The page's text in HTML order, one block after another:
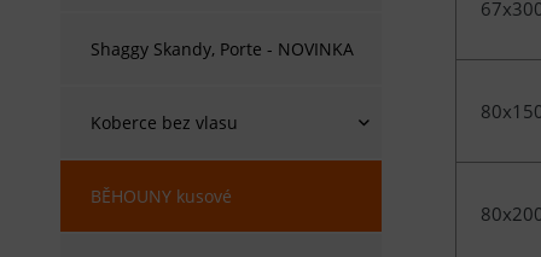
Shaggy Skandy, Porte - NOVINKA
Koberce bez vlasu
BĚHOUNY kusové